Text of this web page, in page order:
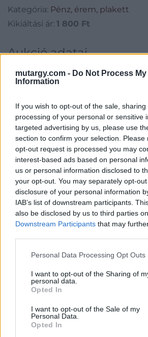
mutargy.com - Do Not Process My
Information
If you wish to opt-out of the sale,
processing of your personal or sensitive
targeted advertising by us, please use
section to confirm your selection.
opt-out request is processed you may
interest-based ads based on personal
us or personal information disclosed to
your opt-out. You may separately opt-
disclosure of your personal information
IAB’s list of downstream participants.
also be disclosed by us to third parties
Downstream Participants that may
Personal Data Processing Opt Outs
I want to opt-out of the Sharing of
personal data.
Opted In
I want to opt-out of the Sale of my
Personal Data.
Opted In
overprint, both
Kategória: Pénz, érem, plakett
Kikiáltási ár: 1 800 Ft
Aukció adatai
Aukció neve: 425. Gyorsárverés
Aukció dátuma: 2022.09.08
Aukció helye: 1061 Budapest, Andrássy út
Tételszám: 31816
Eladó adatai
Eladó:
Cím: Csonka
Darabanth
Aukciósház Kft.
Budapest
Andrássy út
4035
Bemutatkozás: A tételek a leütési ár +
után kerülnek a vevő tulajdonába. Ha a
veszik át, a vevő a postaköltség,